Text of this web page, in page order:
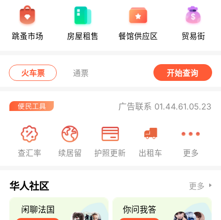
跳蚤市场 房屋租售 餐馆供应区 贸易街
火车票 通票 开始查询
广告联系 01.44.61.05.23
查汇率 续居留 护照更新 出租车 更多
华人社区 更多
闲聊法国 你问我答